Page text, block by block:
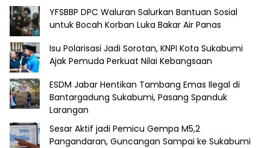
YFSBBP DPC Waluran Salurkan Bantuan Sosial
untuk Bocah Korban Luka Bakar Air Panas
Isu Polarisasi Jadi Sorotan, KNPI Kota Sukabumi
Ajak Pemuda Perkuat Nilai Kebangsaan
ESDM Jabar Hentikan Tambang Emas Ilegal di
Bantargadung Sukabumi, Pasang Spanduk
Larangan
Sesar Aktif jadi Pemicu Gempa M5,2
Pangandaran, Guncangan Sampai ke Sukabumi